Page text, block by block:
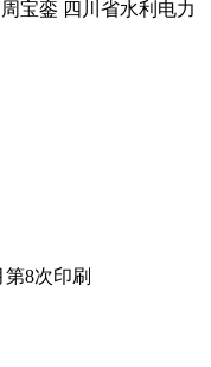
宝銮 四川省水利电力
8次印刷